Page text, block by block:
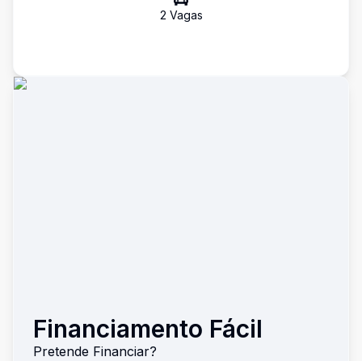
2 Vagas
Financiamento Fácil
Pretende Financiar?